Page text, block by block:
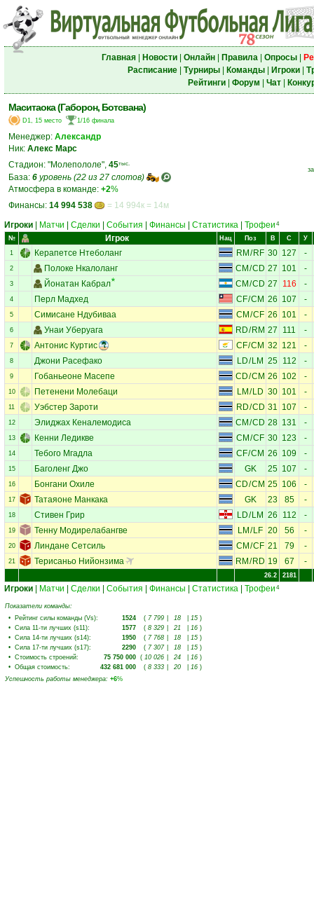
Главная| Новости| Онлайн| Правила| Опросы|
Расписание| Турниры| Команды| Игроки|
Рейтинги| Форум Чат|
Маситаока (Габорон, Ботсвана)
D1, 15 место 1/16 финала
Менеджер: Александр
Ник: Алекс Марс
Стадион: "Молепололе", 45тыс.
База: 6 уровень (22 из 27 слотов)
Атмосфера в команде: +2%
Финансы: 14 994 538 = 14 994к = 14м
Игроки Матчи Сделки События Финансы Статистика Трофеи 4
№ Игрок Нац Поз В С У
1 Керапетсе Нтеболанг RM / RF 30 127 -
2 Полоке Нкалоланг CM /CD 27 101 -
3 Йонатан Кабрал CM /CD 27 116 -
4 Перл Мадхед CF/CM 26 107 -
5 Симисане Ндубиваа CM /CF 26 101 -
6 Унаи Уберуага RD/ RM 27 111 -
7 Антонис Куртис CF/CM 32 121 -
8 Джони Расефако LD/ LM 25 112 -
9 Гобаньеоне Масепе CD/CM 26 102 -
10 Петенени Молебаци LM / LD 30 101 -
11 Уэбстер Зароти RD/CD 31 107 -
12 Элиджах Кеналемодиса CM /CD 28 131 -
13 Кенни Ледикве CM /CF 30 123 -
14 Тебого Мгадла CF/CM 26 109 -
15 Баголенг Джо GK 25 107 -
16 Бонгани Охиле CD/CM 25 106 -
17 Татаяоне Манкака GK 23 85 -
18 Стивен Грир LD/ LM 26 112 -
19 Тенну Модирелабангве LM / LF 20 56 -
20 Линдане Сетсиль CM /CF 21 79 -
21 Терисаньо Нийонзима RM / RD 19 67 -
26.2 2181
Игроки Матчи Сделки События Финансы Статистика Трофеи 4
Показатели команды:
• Рейтинг силы команды (Vs): 1524 ( 7 799 18 15 )
• Сила 11-ти лучших (s11): 1577 ( 8 329 21 16 )
• Сила 14-ти лучших (s14): 1950 ( 7 768 18 15 )
• Сила 17-ти лучших (s17): 2290 ( 7 307 18 15 )
• Стоимость строений: 75 750 000 ( 10 026 24 16 )
• Общая стоимость: 432 681 000 ( 8 333 20 16 )
Успешность работы менеджера: +6%